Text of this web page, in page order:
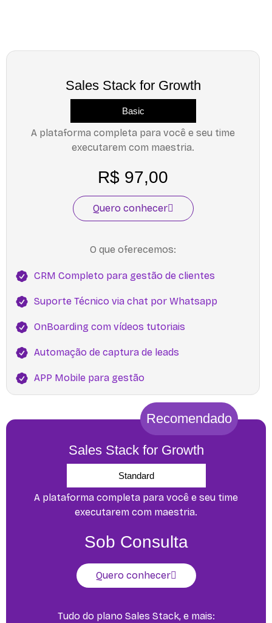
Sales Stack for Growth
Basic
A plataforma completa para você e seu time
executarem com maestria.
R$ 97,00
Quero conhecer
O que oferecemos:
CRM Completo para gestão de clientes
Suporte Técnico via chat por Whatsapp
OnBoarding com vídeos tutoriais
Automação de captura de leads
APP Mobile para gestão
Recomendado
Sales Stack for Growth
Standard
A plataforma completa para você e seu time
executarem com maestria.
Sob Consulta
Quero conhecer
Tudo do plano Sales Stack, e mais: